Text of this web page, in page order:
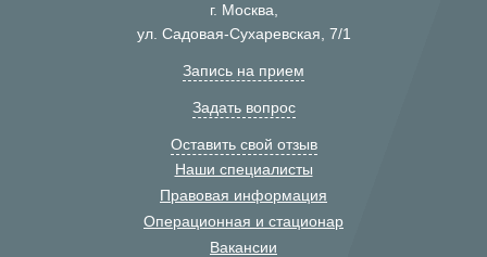
г. Москва,
ул. Садовая-Сухаревская, 7/1
Запись на прием
Задать вопрос
Оставить свой отзыв
Наши специалисты
Правовая информация
Операционная и стационар
Вакансии